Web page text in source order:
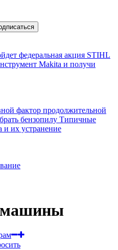
федеральная акция STIHL
Makita и получи
фактор продолжительной
бензопилу Типичные
и их устранение
машины